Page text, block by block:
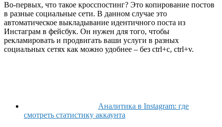
Во-первых, что такое кросспостинг? Это копирование постов
в разные социальные сети. В данном случае это
автоматическое выкладывание идентичного поста из
Инстаграм в фейсбук. Он нужен для того, чтобы
рекламировать и продвигать ваши услуги в разных
социальных сетях как можно удобнее – без ctrl+c, ctrl+v.
Аналитика в Instagram: где
смотреть статистику аккаунта